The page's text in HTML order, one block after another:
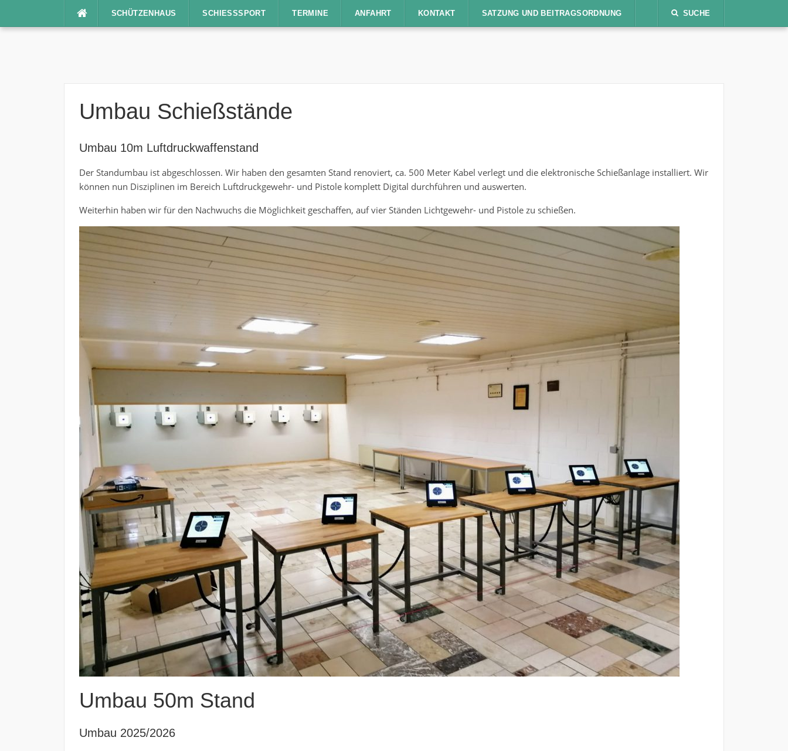
SCHÜTZENHAUS SCHIESSSPORT TERMINE ANFAHRT KONTAKT SATZUNG UND BEITRAGSORDNUNG SUCHE
Umbau Schießstände
Umbau 10m Luftdruckwaffenstand
Der Standumbau ist abgeschlossen. Wir haben den gesamten Stand renoviert, ca. 500 Meter Kabel verlegt und die elektronische Schießanlage installiert. Wir
können nun Disziplinen im Bereich Luftdruckgewehr- und Pistole komplett Digital durchführen und auswerten.
Weiterhin haben wir für den Nachwuchs die Möglichkeit geschaffen, auf vier Ständen Lichtgewehr- und Pistole zu schießen.
Umbau 50m Stand
Umbau 2025/2026